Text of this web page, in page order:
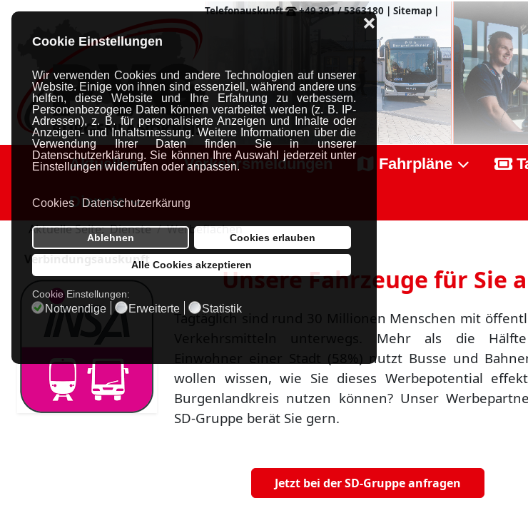
Cookie Einstellungen
Wir verwenden Cookies und andere Technologien auf unserer
Website. Einige von ihnen sind essenziell, während andere uns
helfen, diese Website und Ihre Erfahrung zu verbessern.
Personenbezogene Daten können verarbeitet werden (z. B. IP-
Adressen), z. B. für personalisierte Anzeigen und Inhalte oder
Anzeigen- und Inhaltsmessung. Weitere Informationen über die
Verwendung Ihrer Daten finden Sie in unserer
Datenschutzerklärung. Sie können Ihre Auswahl jederzeit unter
Einstellungen widerrufen oder anpassen.
Cookies Datenschutzerkärung
Ablehnen Cookies erlauben
Alle Cookies akzeptieren
❌
Cookie Einstellungen:
Notwendige Erweiterte Statistik
Telefonauskunft +49 391 / 5363180 | Sitemap |
Aktuelles Verkehrsmeldungen Fahrpläne
Dienste
Aktuelle Seite:Dienste
Werbeflächen
Verbindungsauskunft
Unsere Fahrzeuge für Sie
Tagtäglich sind rund 30 Millionen Menschen mit
Verkehrsmitteln unterwegs. Mehr als die
Einwohner einer Stadt (58%) nutzt Busse und
wollen wissen, wie Sie dieses Werbepotential
Burgenlandkreis nutzen können? Unser
SD-Gruppe berät Sie gern.
Jetzt bei der SD-Gruppe anfragen